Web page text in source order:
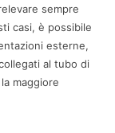
sempre
casi, è possibile
esterne,
al tubo di
maggiore